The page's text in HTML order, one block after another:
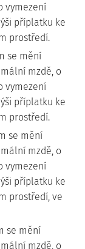
vymezení
příplatku ke
prostředí.
se mění
mzdě, o
vymezení
příplatku ke
prostředí.
se mění
mzdě, o
vymezení
příplatku ke
prostředí, ve
se mění
mzdě, o